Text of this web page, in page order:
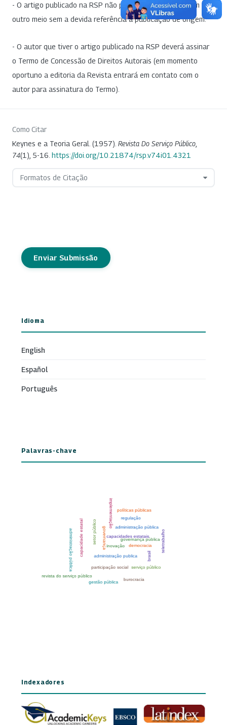
- O artigo publicado na RSP não poderá ser divulgado em
outro meio sem a devida referência à publicação de origem.
- O autor que tiver o artigo publicado na RSP deverá assinar
o Termo de Concessão de Direitos Autorais (em momento
oportuno a editoria da Revista entrará em contato com o
autor para assinatura do Termo).
Como Citar
Keynes e a Teoria Geral. (1957). Revista Do Serviço Público
74(1), 5-16. https://doi.org/10.21874/rsp.v74i01.4321
Formatos de Citação
Enviar Submissão
Idioma
English
Español
Português
Palavras-chave
Indexadores